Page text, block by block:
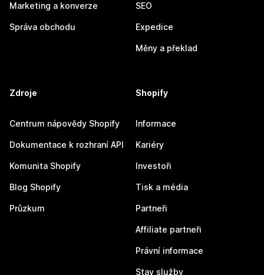
Marketing a konverze
Správa obchodu
SEO
Expedice
Měny a překlad
Zdroje
Centrum nápovědy Shopify
Dokumentace k rozhraní API
Komunita Shopify
Blog Shopify
Průzkum
Shopify
Informace
Kariéry
Investoři
Tisk a média
Partneři
Affiliate partneři
Právní informace
Stav služby